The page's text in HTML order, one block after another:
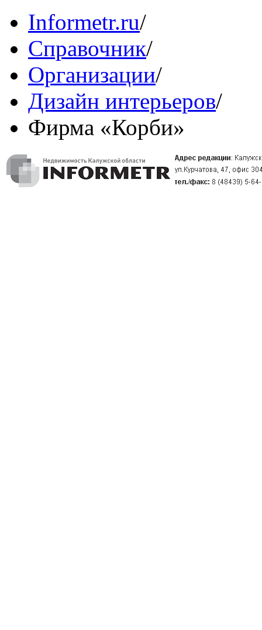
Informetr.ru/
Справочник/
Организации/
Дизайн интерьеров/
Фирма «Корби»